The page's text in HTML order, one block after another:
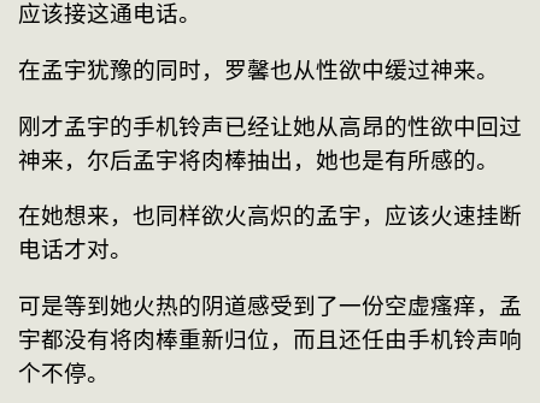
应该接这通电话。
在孟宇犹豫的同时，罗馨也从性欲中缓过神来。
刚才孟宇的手机铃声已经让她从高昂的性欲中回过
神来，尔后孟宇将肉棒抽出，她也是有所感的。
在她想来，也同样欲火高炽的孟宇，应该火速挂断
电话才对。
可是等到她火热的阴道感受到了一份空虚瘙痒，孟
宇都没有将肉棒重新归位，而且还任由手机铃声响
个不停。